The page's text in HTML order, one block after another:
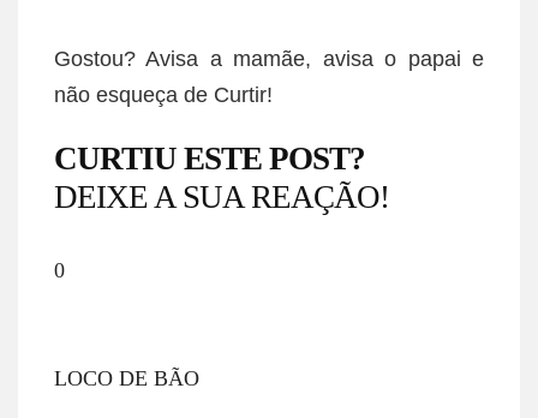
Gostou? Avisa a mamãe, avisa o papai e
não esqueça de Curtir!
CURTIU ESTE POST?
DEIXE A SUA REAÇÃO!
0
LOCO DE BÃO